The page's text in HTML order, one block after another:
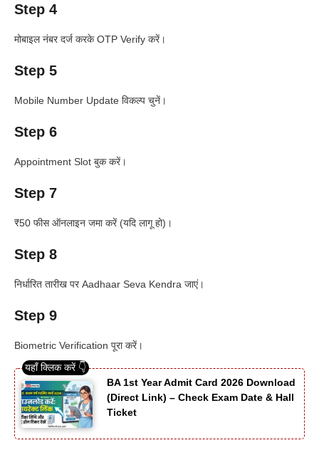
Step 4
मोबाइल नंबर दर्ज करके OTP Verify करें।
Step 5
Mobile Number Update विकल्प चुनें।
Step 6
Appointment Slot बुक करें।
Step 7
₹50 फीस ऑनलाइन जमा करें (यदि लागू हो)।
Step 8
निर्धारित तारीख पर Aadhaar Seva Kendra जाएं।
Step 9
Biometric Verification पूरा करें।
BA 1st Year Admit Card 2026 Download
(Direct Link) – Check Exam Date & Hall
Ticket